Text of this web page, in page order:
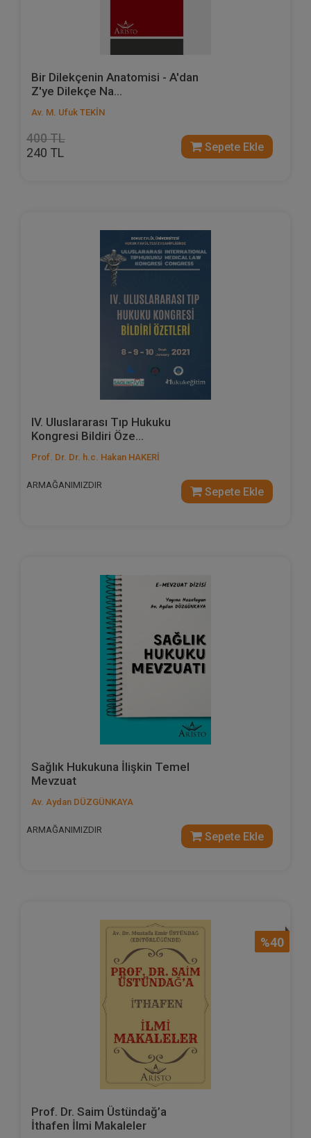
Bir Dilekçenin Anatomisi - A'dan
Z'ye Dilekçe Na...
Av. M. Ufuk TEKİN
400 TL
240 TL Sepete Ekle
IV. Uluslararası Tıp Hukuku
Kongresi Bildiri Öze...
Prof. Dr. Dr. h.c. Hakan HAKERİ
ARMAĞANIMIZDIR
Sepete Ekle
Sağlık Hukukuna İlişkin Temel
Mevzuat
Av. Aydan DÜZGÜNKAYA
ARMAĞANIMIZDIR
Sepete Ekle
%40
Prof. Dr. Saim Üstündağ’a
İthafen İlmi Makaleler